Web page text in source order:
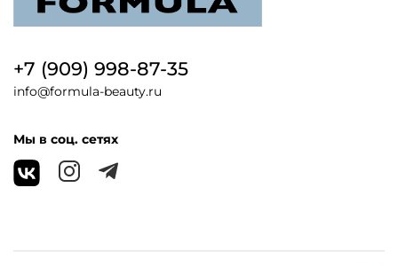
+7 (909) 998-87-35
info@formula-beauty.ru
Мы в соц. сетях